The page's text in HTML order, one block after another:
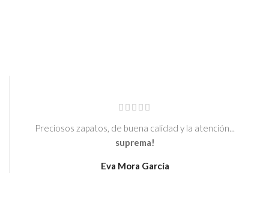
Preciosos zapatos, de buena calidad y la atención...
suprema!
Eva Mora García